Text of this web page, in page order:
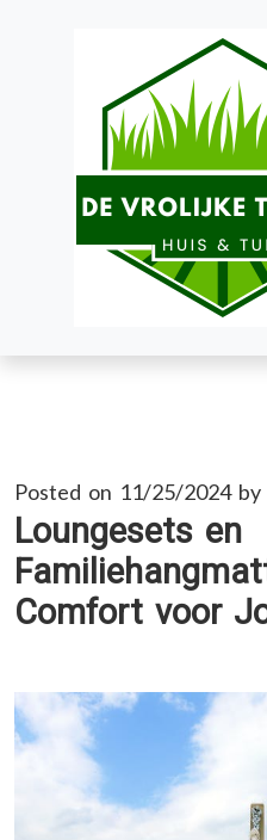
Posted on 11/25/2024by
Loungesets en
Comfort voor